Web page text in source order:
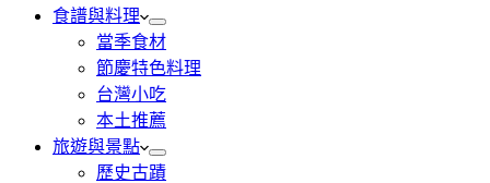
食譜與料理
當季食材
節慶特色料理
台灣小吃
本土推薦
旅遊與景點
歷史古蹟